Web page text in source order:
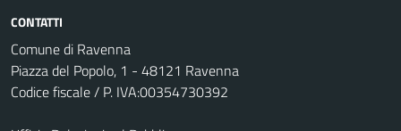
CONTATTI
Comune di Ravenna
Piazza del Popolo, 1 - 48121 Ravenna
Codice fiscale / P. IVA:00354730392